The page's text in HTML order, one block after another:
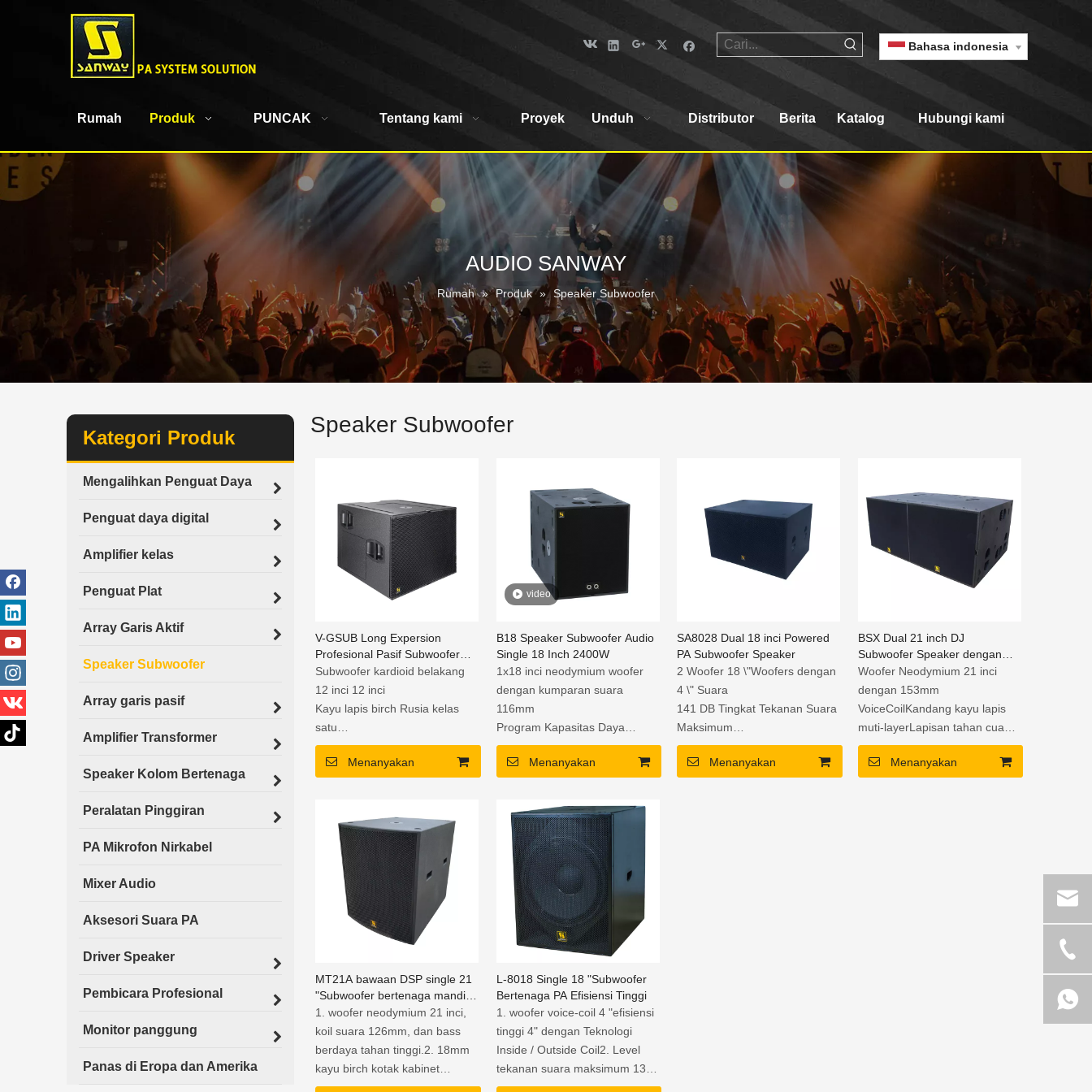
Bahasa indonesia
Rumah Produk PUNCAK Tentang kami Proyek Unduh Distributor Berita Katalog Hubungi kami
AUDIO SANWAY
Rumah » Produk » Speaker Subwoofer
Kategori Produk
Mengalihkan Penguat Daya
Penguat daya digital
Amplifier kelas
Penguat Plat
Array Garis Aktif
Speaker Subwoofer
Array garis pasif
Amplifier Transformer
Speaker Kolom Bertenaga
Peralatan Pinggiran
PA Mikrofon Nirkabel
Mixer Audio
Aksesori Suara PA
Driver Speaker
Pembicara Profesional
Monitor panggung
Panas di Eropa dan Amerika
Speaker Subwoofer
V-GSUB Long Expersion
Profesional Pasif Subwoofer
Cardioid 18 Inch
Subwoofer kardioid belakang
12 inci 12 inci
Kayu lapis birch Rusia kelas
satu
Cat polyurea tahan air
Menanyakan
video
B18 Speaker Subwoofer Audio
Single 18 Inch 2400W
1x18 inci neodymium woofer
dengan kumparan suara
116mm
Program Kapasitas Daya
2400W; Puncak 4800W
15mm kandang kayu lapis
Menanyakan
SA8028 Dual 18 inci Powered
PA Subwoofer Speaker
2 Woofer 18 \"Woofers dengan
4 \" Suara
141 DB Tingkat Tekanan Suara
Maksimum
Adaptor M20 untuk
pemasangan tiang standar di
Menanyakan
BSX Dual 21 inch DJ
Subwoofer Speaker dengan
Desain Ekskursi Panjang
Woofer Neodymium 21 inci
dengan 153mm
VoiceCoilKandang kayu lapis
muti-layerLapisan tahan cuaca
Polyurea
Menanyakan
MT21A bawaan DSP single 21
"Subwoofer bertenaga mandiri
dengan kotak kabinet kompak
1. woofer neodymium 21 inci,
koil suara 126mm, dan bass
berdaya tahan tinggi.2. 18mm
kayu birch kotak kabinet
kompak kecil.3. Penguat pelat
L-8018 Single 18 "Subwoofer
Bertenaga PA Efisiensi Tinggi
1. woofer voice-coil 4 "efisiensi
tinggi 4" dengan Teknologi
Inside / Outside Coil2. Level
tekanan suara maksimum 137
dB3. Respons hingga 30 Hz4.